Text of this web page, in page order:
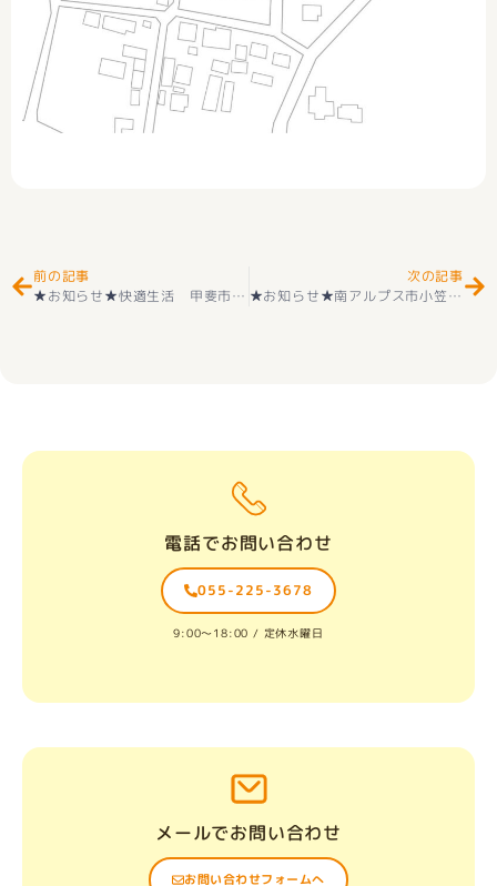
前の記事
★お知らせ★快適生活 甲斐市島上条 フルリフォーム＋耐震補強 平屋住宅 ２LDK 好評販売中(^^♪
次の記事
★お知らせ★南アルプス市小笠原中古戸建 好評販売中(^_-)-☆ 新価格995万円
電話でお問い合わせ
055-225-3678
9:00〜18:00 / 定休水曜日
メールでお問い合わせ
お問い合わせフォームへ